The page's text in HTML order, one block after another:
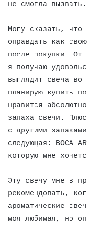
не смогла вызвать.
Могу сказать, что
оправдать как
после покупки. От
я получаю
выглядит свеча
планирую купить
нравится
запаха свечи.
с другими
следующая: BOCA
которую мне
Эту свечу мне в
рекомендовать,
ароматические
моя любимая, но